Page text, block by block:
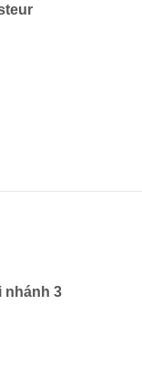
nhánh 3